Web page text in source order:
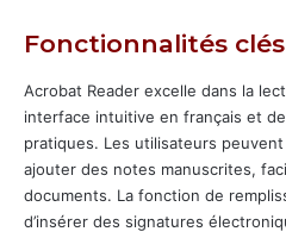
Fonctionnalités
Acrobat Reader excelle dans la
interface intuitive en français et
pratiques. Les utilisateurs
ajouter des notes manuscrites,
documents. La fonction de
d’insérer des signatures